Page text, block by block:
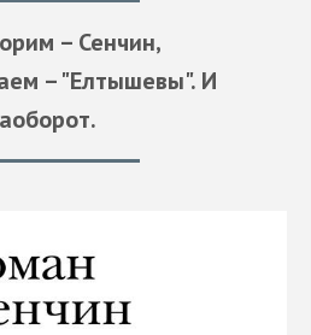
– Сенчин,
– "Елтышевы". И